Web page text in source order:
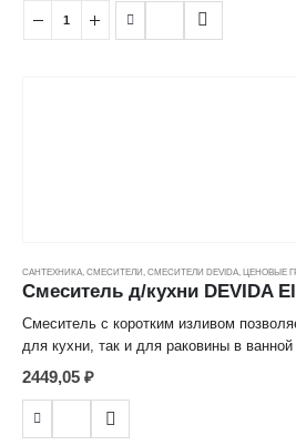
большая лейка с ситом диаметром 100
САНТЕХНИКА СМЕСИТЕЛИ СМЕСИТЕЛИ DEVIDA ЦЕНОВЫЕ
Смеситель с коротким изливом позволяет использовать его как
для кухни, так и для раковины в ванной
помещении. Крепление к столешнице
помощи большой удобной гайки, не
инструмента. В качестве запорной
картридж типоразмера 40 мм. Длина
2449,05 ₽